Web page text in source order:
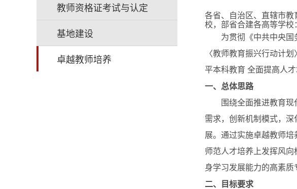
教师资格证考试与认定
基地建设
卓越教师培养
各省、自治区、直辖市
校，部省合建各高等学校
为贯彻《中共中央国
〈教师教育振兴行动计
平本科教育 全面提高人
一、总体思路
围绕全面推进教育现代
需求，创新机制模式，
展。通过实施卓越教师
师范人才培养上发挥风
身学习发展能力的高素质
二、目标要求